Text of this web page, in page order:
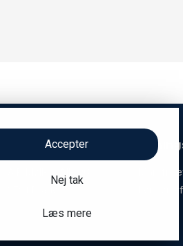
Kontor
Man-fre
Lør-søn
Accepter
Nej tak
Læs mere